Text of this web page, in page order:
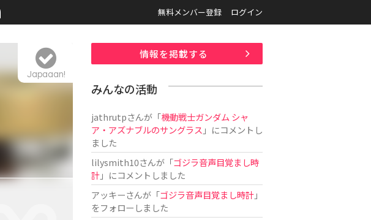
無料メンバー登録 ログイン
Japaaan!
情報を掲載する
みんなの活動
jathrutpさんが「機動戦士ガンダム シャ
ア・アズナブルのサングラス 」にコメントし
ました
lilysmith10さんが「ゴジラ音声目覚まし時
計」にコメントしました
アッキーさんが「ゴジラ音声目覚まし時計」
をフォローしました